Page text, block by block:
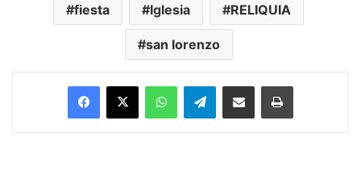
fiesta Iglesia RELIQUIA
san lorenzo
Facebook
X WhatsAppTelegramEnviar vía email Imprimir